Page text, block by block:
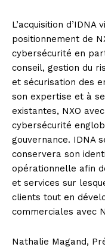
L’acquisition
positionnement de
cybersécurité en
conseil, gestion du
et sécurisation des
son expertise et à
existantes, NXO
cybersécurité
gouvernance. IDNA
conservera son
opérationnelle afin
et services sur
clients tout en
commerciales avec
Nathalie Magand,